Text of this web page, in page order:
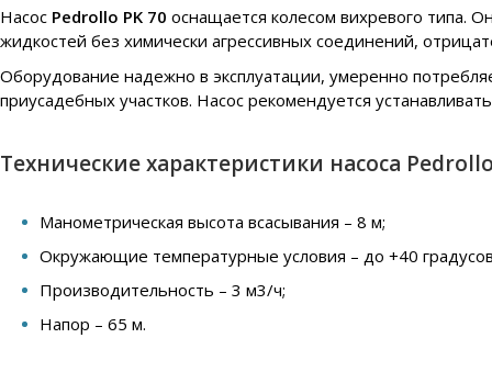
Насос Pedrollo PK 70 оснащается колесом вихревого типа.
жидкостей без химически агрессивных соединений,
Оборудование надежно в эксплуатации, умеренно
приусадебных участков. Насос рекомендуется
Технические характеристики насоса
Манометрическая высота всасывания – 8 м;
Окружающие температурные условия – до +40
Производительность – 3 м3/ч;
Напор – 65 м.